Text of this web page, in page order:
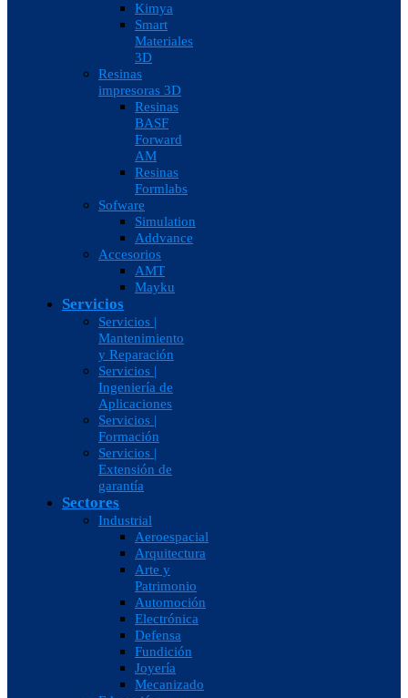
Kimya
Smart
Materiales
3D
Resinas
impresoras 3D
Resinas
BASF
Forward
AM
Resinas
Formlabs
Sofware
Simulation
Addvance
Accesorios
AMT
Mayku
Servicios
Servicios |
Mantenimiento
y Reparación
Servicios |
Ingeniería de
Aplicaciones
Servicios |
Formación
Servicios |
Extensión de
garantía
Sectores
Industrial
Aeroespacial
Arquitectura
Arte y
Patrimonio
Automoción
Electrónica
Defensa
Fundición
Joyería
Mecanizado